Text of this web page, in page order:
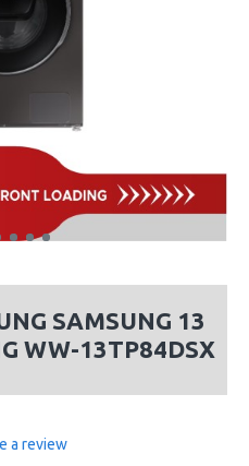
SAMSUNG 13
WW-13TP84DSX
a review